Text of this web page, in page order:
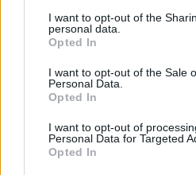
I want to opt-out of the
personal data.
Opted In
I want to opt-out of the Sale
Personal Data.
Opted In
I want to opt-out of
Personal Data for Targeted
Opted In
κερδίσει το στοίχημα της
04/08/2026 09:05